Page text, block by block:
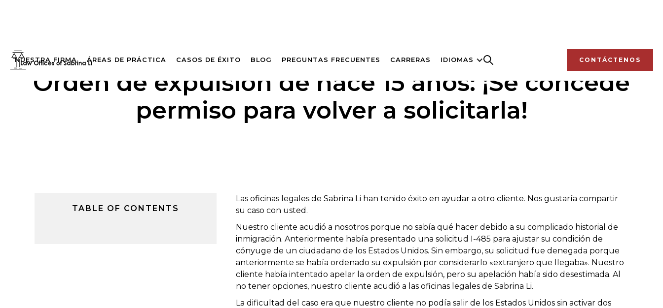
NUESTRA FIRMA ÁREAS DE PRÁCTICA CASOS DE ÉXITO BLOG PREGUNTAS FRECUENTES CARRERAS IDIOMAS CONTÁCTENOS
Orden de expulsión de hace 15 años: ¡Se concede
permiso para volver a solicitarla!
TABLE OF CONTENTS
Las oficinas legales de Sabrina Li han tenido éxito en ayudar a otro cliente. Nos gustaría compartir
su caso con usted.
Nuestro cliente acudió a nosotros porque no sabía qué hacer debido a su complicado historial de
inmigración. Anteriormente había presentado una solicitud I-485 para ajustar su condición de
cónyuge de un ciudadano de los Estados Unidos. Sin embargo, su solicitud fue denegada porque
anteriormente se había ordenado su expulsión por considerarlo «extranjero que llegaba». Nuestro
cliente había intentado apelar la orden de expulsión, pero su apelación había sido desestimada. Al
no tener opciones, nuestro cliente acudió a las oficinas legales de Sabrina Li.
La dificultad del caso era que nuestro cliente no podía salir de los Estados Unidos sin activar dos